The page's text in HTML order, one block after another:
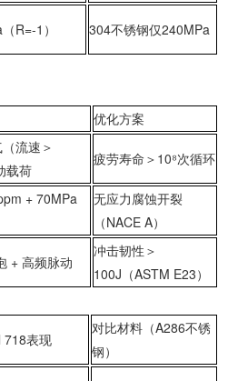
R=-1） 304不锈钢仅240MPa
优化方案
流速＞
载荷
疲劳寿命＞10⁸次循环
+ 70MPa
无应力腐蚀开裂
（NACE A）
+ 高频脉动
冲击韧性＞
100J（ASTM E23）
718表现
对比材料（A286不锈
钢）